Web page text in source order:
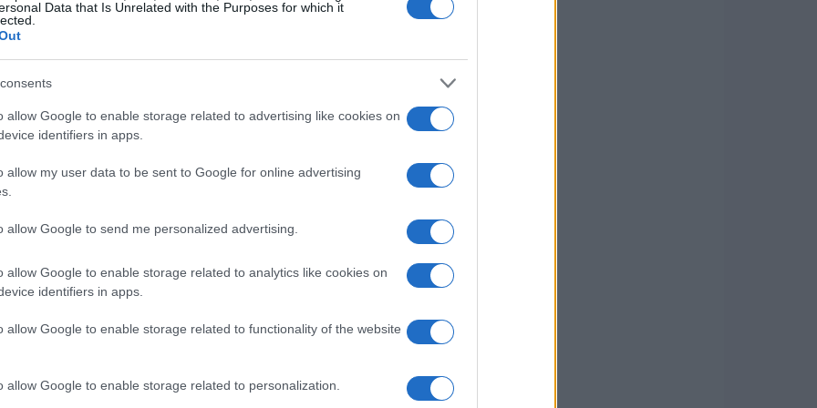
Data that Is Unrelated with the Purposes for which it
allow Google to enable storage related to advertising like cookies on
identifiers in apps.
allow my user data to be sent to Google for online advertising
allow Google to send me personalized advertising.
allow Google to enable storage related to analytics like cookies on
identifiers in apps.
allow Google to enable storage related to functionality of the website
allow Google to enable storage related to personalization.
Leonardocom queda de2,5%,Amplifoncom
Em contraste,Diasorin
dos EUA
para amanhã, os investidores estão à espera de
deTrump eHarris
influenciar ainda mais os mercados. Este clima
da